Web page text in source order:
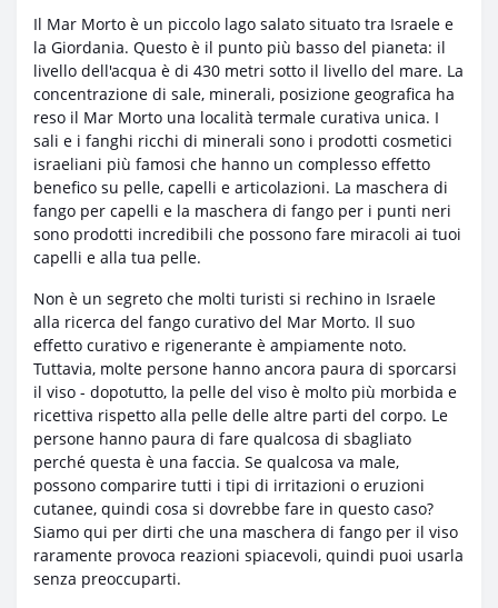
Il Mar Morto è un piccolo lago salato situato tra Israele e
la Giordania. Questo è il punto più basso del pianeta: il
livello dell'acqua è di 430 metri sotto il livello del mare. La
concentrazione di sale, minerali, posizione geografica ha
reso il Mar Morto una località termale curativa unica. I
sali e i fanghi ricchi di minerali sono i prodotti cosmetici
israeliani più famosi che hanno un complesso effetto
benefico su pelle, capelli e articolazioni. La maschera di
fango per capelli e la maschera di fango per i punti neri
sono prodotti incredibili che possono fare miracoli ai tuoi
capelli e alla tua pelle.
Non è un segreto che molti turisti si rechino in Israele
alla ricerca del fango curativo del Mar Morto. Il suo
effetto curativo e rigenerante è ampiamente noto.
Tuttavia, molte persone hanno ancora paura di sporcarsi
il viso - dopotutto, la pelle del viso è molto più morbida e
ricettiva rispetto alla pelle delle altre parti del corpo. Le
persone hanno paura di fare qualcosa di sbagliato
perché questa è una faccia. Se qualcosa va male,
possono comparire tutti i tipi di irritazioni o eruzioni
cutanee, quindi cosa si dovrebbe fare in questo caso?
Siamo qui per dirti che una maschera di fango per il viso
raramente provoca reazioni spiacevoli, quindi puoi usarla
senza preoccuparti.